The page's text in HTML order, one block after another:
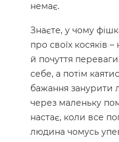
немає.
Знаєте, у чому
про своїх косяків
й почуття
себе, а потім
бажання занурити
через маленьку
настає, коли все
людина чомусь